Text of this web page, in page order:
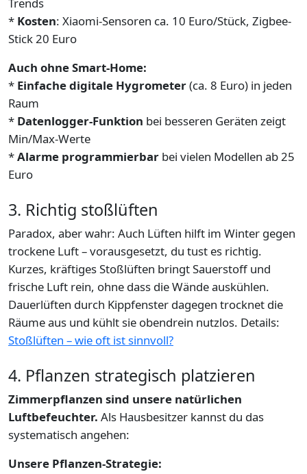
* Kosten: Xiaomi-Sensoren ca. 10 Euro/Stück, Zigbee-
Stick 20 Euro
Auch ohne Smart-Home:
* Einfache digitale Hygrometer(ca. 8 Euro) in jeden
Raum
* Datenlogger-Funktion bei besseren Geräten zeigt
Min/Max-Werte
*Alarme programmierbar bei vielen Modellen ab 25
Euro
3. Richtig stoßlüften
Paradox, aber wahr: Auch Lüften hilft im Winter gegen
trockene Luft – vorausgesetzt, du tust es richtig.
Kurzes, kräftiges Stoßlüften bringt Sauerstoff und
frische Luft rein, ohne dass die Wände auskühlen.
Dauerlüften durch Kippfenster dagegen trocknet die
Räume aus und kühlt sie obendrein nutzlos. Details:
Stoßlüften – wie oft ist sinnvoll?
4. Pflanzen strategisch platzieren
Zimmerpflanzen sind unsere natürlichen
Luftbefeuchter. Als Hausbesitzer kannst du das
systematisch angehen:
Unsere Pflanzen-Strategie: